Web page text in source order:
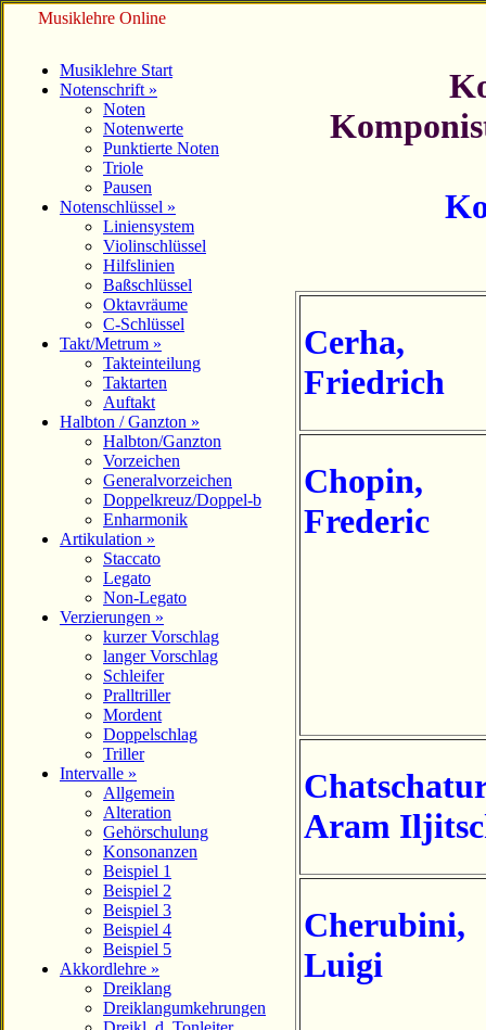
Musiklehre Online
Musiklehre Start
Notenschrift »
Noten
Notenwerte
Punktierte Noten
Triole
Pausen
Notenschlüssel »
Liniensystem
Violinschlüssel
Hilfslinien
Baßschlüssel
Oktavräume
C-Schlüssel
Takt/Metrum »
Takteinteilung
Taktarten
Auftakt
Halbton / Ganzton »
Halbton/Ganzton
Vorzeichen
Generalvorzeichen
Doppelkreuz/Doppel-b
Enharmonik
Artikulation »
Staccato
Legato
Non-Legato
Verzierungen »
kurzer Vorschlag
langer Vorschlag
Schleifer
Pralltriller
Mordent
Doppelschlag
Triller
Intervalle »
Allgemein
Alteration
Gehörschulung
Konsonanzen
Beispiel 1
Beispiel 2
Beispiel 3
Beispiel 4
Beispiel 5
Akkordlehre »
Dreiklang
Dreiklangumkehrungen
Cerha,
Friedrich
Chopin,
Frederic
Aram
Cherubini,
Luigi